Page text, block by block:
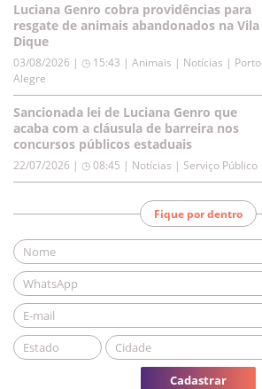
Luciana Genro cobra providências para
resgate de animais abandonados na Vila
Dique
03/08/2026 | ◷ 15:43 | Animais | Notícias | Porto
Alegre
Sancionada lei de Luciana Genro que
acaba com a cláusula de barreira nos
concursos públicos estaduais
22/07/2026 | ◷ 08:45 | Notícias | Serviço Público
Fique por dentro
Cadastrar